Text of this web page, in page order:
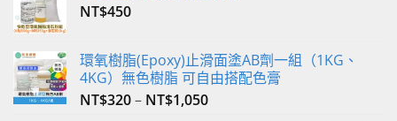
選
擇
選
NT$450
環氧樹脂(Epoxy)止滑面塗AB劑一組（1KG、
4KG）無色樹脂 可自由搭配色膏
NT$320– NT$1,050